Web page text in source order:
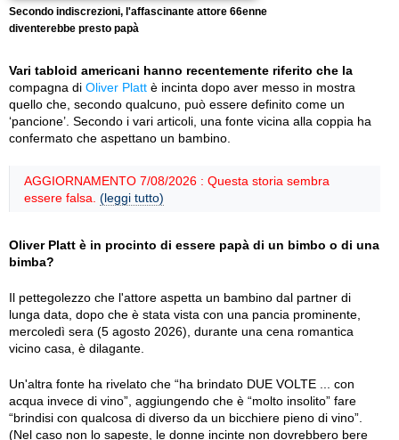
Secondo indiscrezioni, l'affascinante attore 66enne
diventerebbe presto papà
Vari tabloid americani hanno recentemente riferito che la
compagna di Oliver Platt è incinta dopo aver messo in mostra
quello che, secondo qualcuno, può essere definito come un
‘pancione’. Secondo i vari articoli, una fonte vicina alla coppia ha
confermato che aspettano un bambino.
AGGIORNAMENTO 7/08/2026 : Questa storia sembra
essere falsa. (leggi tutto)
Oliver Platt è in procinto di essere papà di un bimbo o di una
bimba?
Il pettegolezzo che l'attore aspetta un bambino dal partner di
lunga data, dopo che è stata vista con una pancia prominente,
mercoledì sera (5 agosto 2026), durante una cena romantica
vicino casa, è dilagante.
Un'altra fonte ha rivelato che “ha brindato DUE VOLTE ... con
acqua invece di vino”, aggiungendo che è “molto insolito” fare
“brindisi con qualcosa di diverso da un bicchiere pieno di vino”.
(Nel caso non lo sapeste, le donne incinte non dovrebbero bere